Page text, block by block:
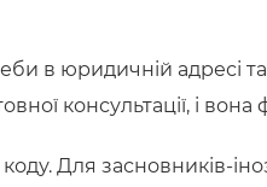
в юридичній адресі
консультації, і вона
Для засновників-